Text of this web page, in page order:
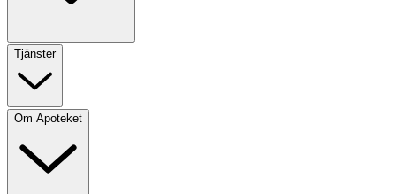
Tjänster
Om Apoteket